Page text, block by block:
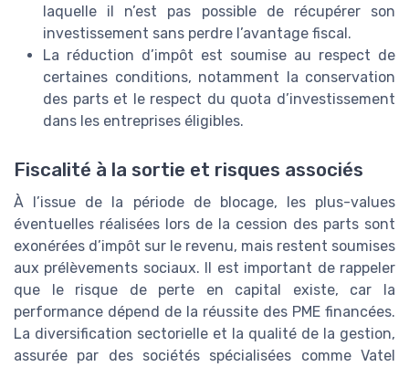
laquelle il n’est pas possible de récupérer son
investissement sans perdre l’avantage fiscal.
La réduction d’impôt est soumise au respect de
certaines conditions, notamment la conservation
des parts et le respect du quota d’investissement
dans les entreprises éligibles.
Fiscalité à la sortie et risques associés
À l’issue de la période de blocage, les plus-values
éventuelles réalisées lors de la cession des parts sont
exonérées d’impôt sur le revenu, mais restent soumises
aux prélèvements sociaux. Il est important de rappeler
que le risque de perte en capital existe, car la
performance dépend de la réussite des PME financées.
La diversification sectorielle et la qualité de la gestion,
assurée par des sociétés spécialisées comme Vatel